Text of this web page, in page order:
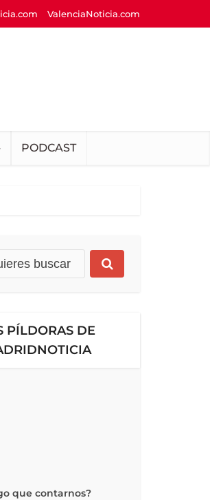
ValenciaNoticia.com
PODCAST
PÍLDORAS DE
que contarnos?